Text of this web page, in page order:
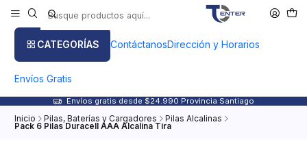
CATEGORÍAS ContáctanosDirección y Horarios
Envíos Gratis
Envíos gratis desde $24.990 Provincia Santiago
Inicio Pilas, Baterías y Cargadores Pilas Alcalinas
Pack 6 Pilas Duracell AAA Alcalina Tira